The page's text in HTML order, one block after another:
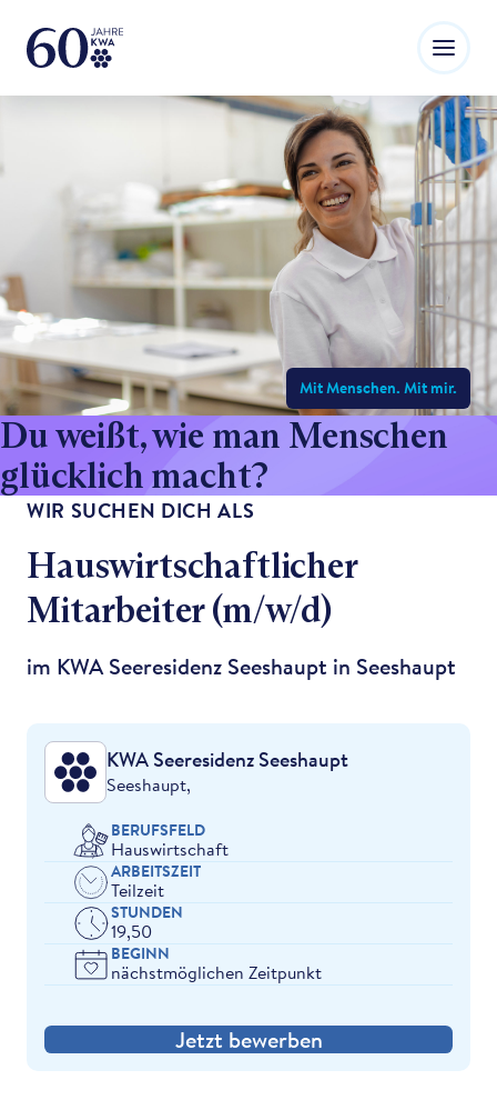
Du weißt, wie man Menschen
glücklich macht?
Mit Menschen. Mit mir.
WIR SUCHEN DICH ALS
Hauswirtschaftlicher
Mitarbeiter (m/w/d)
im KWA Seeresidenz Seeshaupt in Seeshaupt
KWA Seeresidenz Seeshaupt
Seeshaupt,
BERUFSFELD
Hauswirtschaft
ARBEITSZEIT
Teilzeit
STUNDEN
19,50
BEGINN
nächstmöglichen Zeitpunkt
Jetzt bewerben